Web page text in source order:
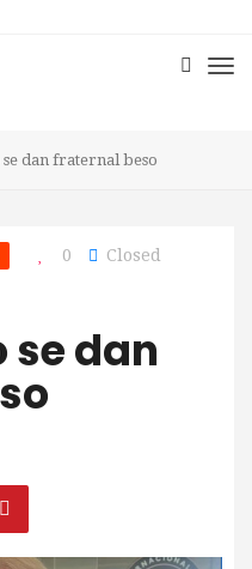
se dan fraternal beso
0
Closed
se dan